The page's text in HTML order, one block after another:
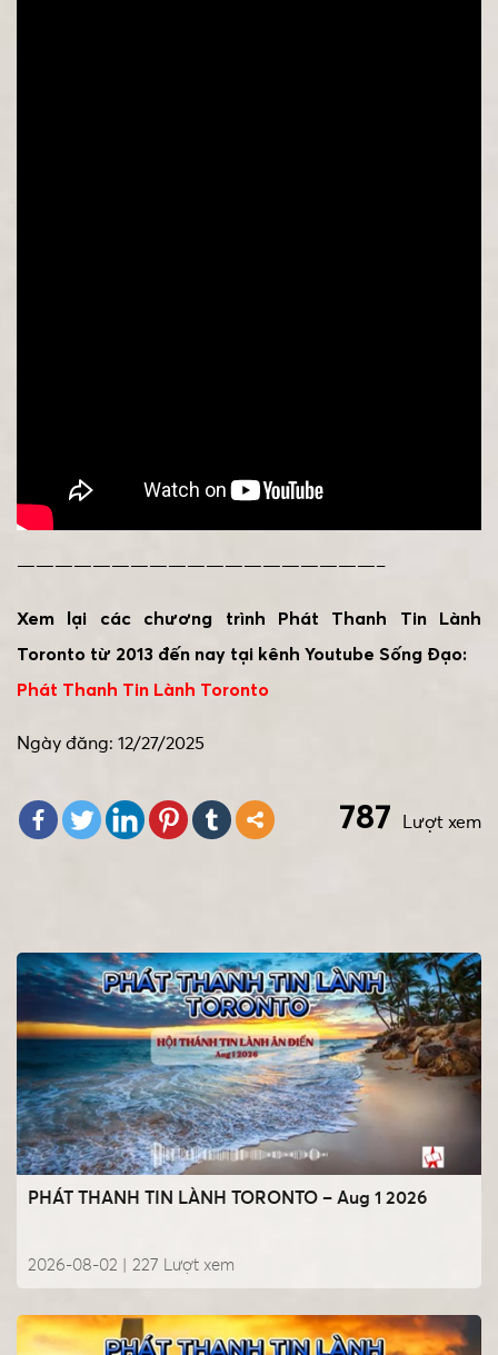
———————————————————–
Xem lại các chương trình Phát Thanh Tin Lành
Toronto từ 2013 đến nay tại kênh Youtube Sống Đạo:
Phát Thanh Tin Lành Toronto
Ngày đăng: 12/27/2025
Lượt xem
787
PHÁT THANH TIN LÀNH TORONTO – Aug 1 2026
2026-08-02 | Lượt xem
227